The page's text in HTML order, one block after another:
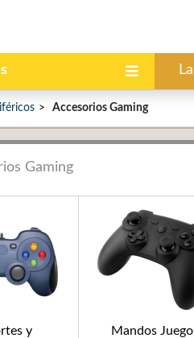
Accesorios Gaming
Gaming
y
Mandos